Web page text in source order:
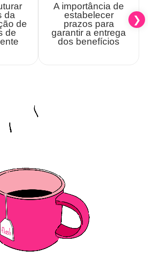
da
de
de
A importância de
estabelecer
prazos para
garantir a entrega
dos benefícios